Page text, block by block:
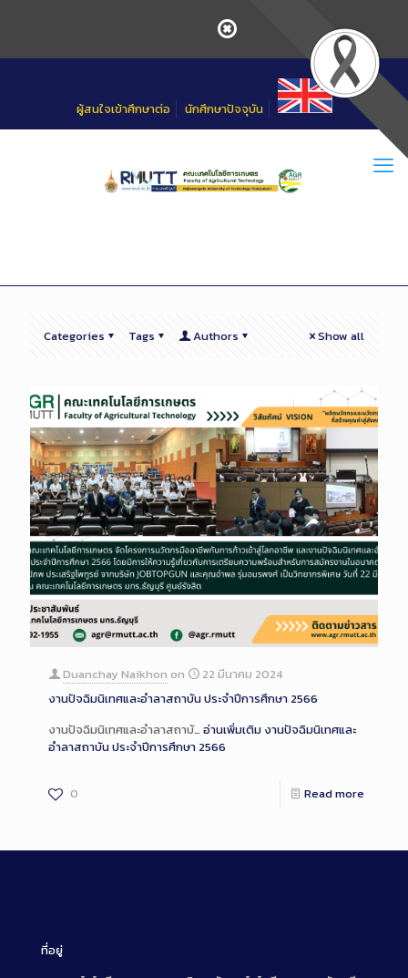
ผู้สนใจเข้าศึกษาต่อ นักศึกษาปัจจุบัน
Categories Tags Authors Show all
Duanchay Naikhon on
22 มีนาคม 2024
งานปัจฉิมนิเทศและอำลาสถาบัน ประจำปีการศึกษา 2566
งานปัจฉิมนิเทศและอำลาสถาบั… อ่านเพิ่มเติม งานปัจฉิมนิเทศและ
อำลาสถาบัน ประจำปีการศึกษา 2566
0 Read more
ที่อยู่